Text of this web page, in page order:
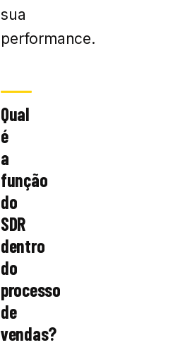
sua
performance.
Qual
é
a
função
do
SDR
dentro
do
processo
de
vendas?